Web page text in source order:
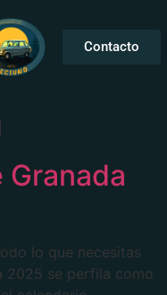
Contacto
Granada
lo que necesitas
2025 se perfila como